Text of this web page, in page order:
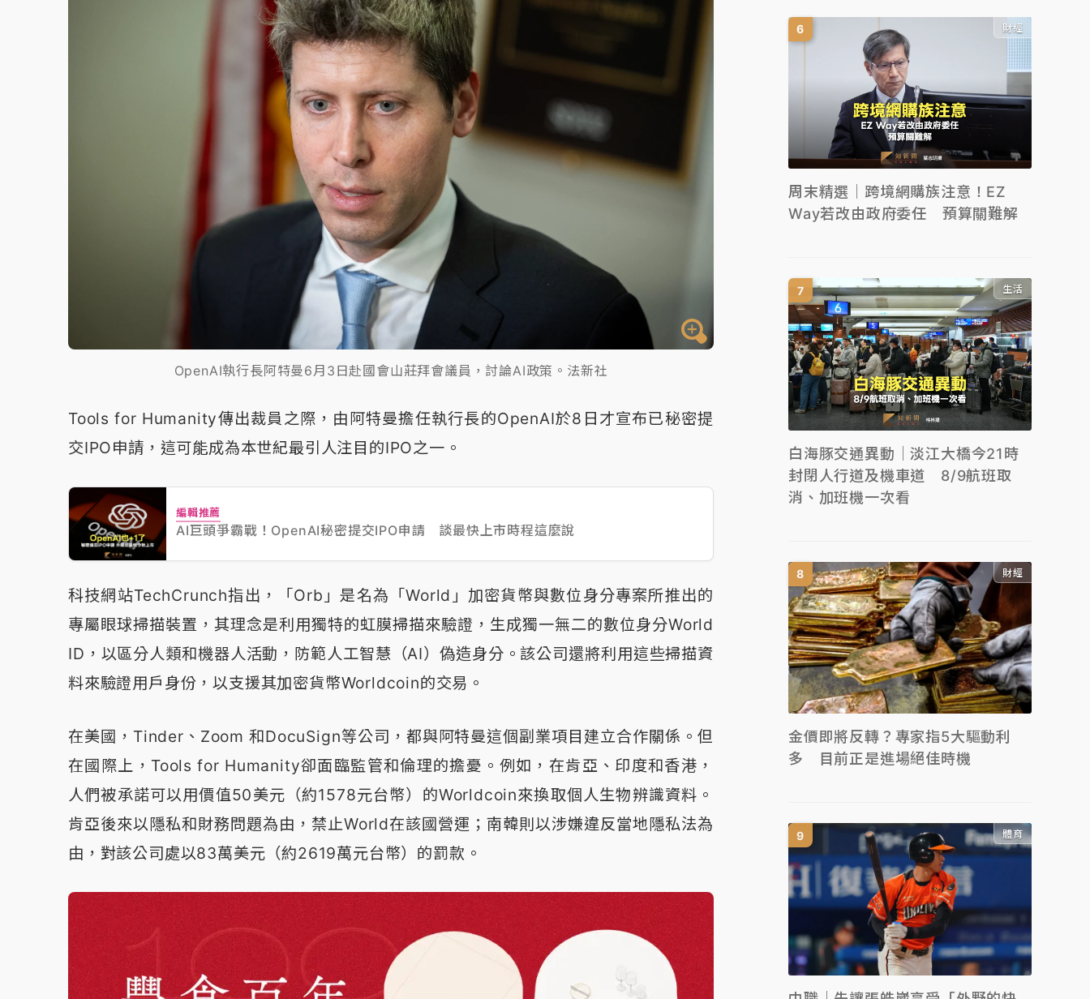
OpenAI執行長阿特曼6月3日赴國會山莊拜會議員，討論AI政策。法新社
Tools for Humanity傳出裁員之際，由阿特曼擔任執行長的OpenAI於8日才宣布已秘密提
交IPO申請，這可能成為本世紀最引人注目的IPO之一。
編輯推薦
AI巨頭爭霸戰！OpenAI秘密提交IPO申請 談最快上市時程這麼說
科技網站TechCrunch指出，「Orb」是名為「World」加密貨幣與數位身分專案所推出的
專屬眼球掃描裝置，其理念是利用獨特的虹膜掃描來驗證，生成獨一無二的數位身分World
ID，以區分人類和機器人活動，防範人工智慧（AI）偽造身分。該公司還將利用這些掃描資
料來驗證用戶身份，以支援其加密貨幣Worldcoin的交易。
在美國，Tinder、Zoom 和DocuSign等公司，都與阿特曼這個副業項目建立合作關係。但
在國際上，Tools for Humanity卻面臨監管和倫理的擔憂。例如，在肯亞、印度和香港，
人們被承諾可以用價值50美元（約1578元台幣）的Worldcoin來換取個人生物辨識資料。
肯亞後來以隱私和財務問題為由，禁止World在該國營運；南韓則以涉嫌違反當地隱私法為
由，對該公司處以83萬美元（約2619萬元台幣）的罰款。
財經
周末精選｜跨境網購族注意！EZ
Way若改由政府委任 預算關難解
生活
白海豚交通異動｜淡江大橋今21時
封閉人行道及機車道 8/9航班取
消、加班機一次看
財經
金價即將反轉？專家指5大驅動利
多 目前正是進場絕佳時機
體育